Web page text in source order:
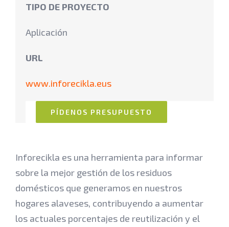
TIPO DE PROYECTO
Aplicación
URL
www.inforecikla.eus
PÍDENOS PRESUPUESTO
Inforecikla es una herramienta para informar
sobre la mejor gestión de los residuos
domésticos que generamos en nuestros
hogares alaveses, contribuyendo a aumentar
los actuales porcentajes de reutilización y el